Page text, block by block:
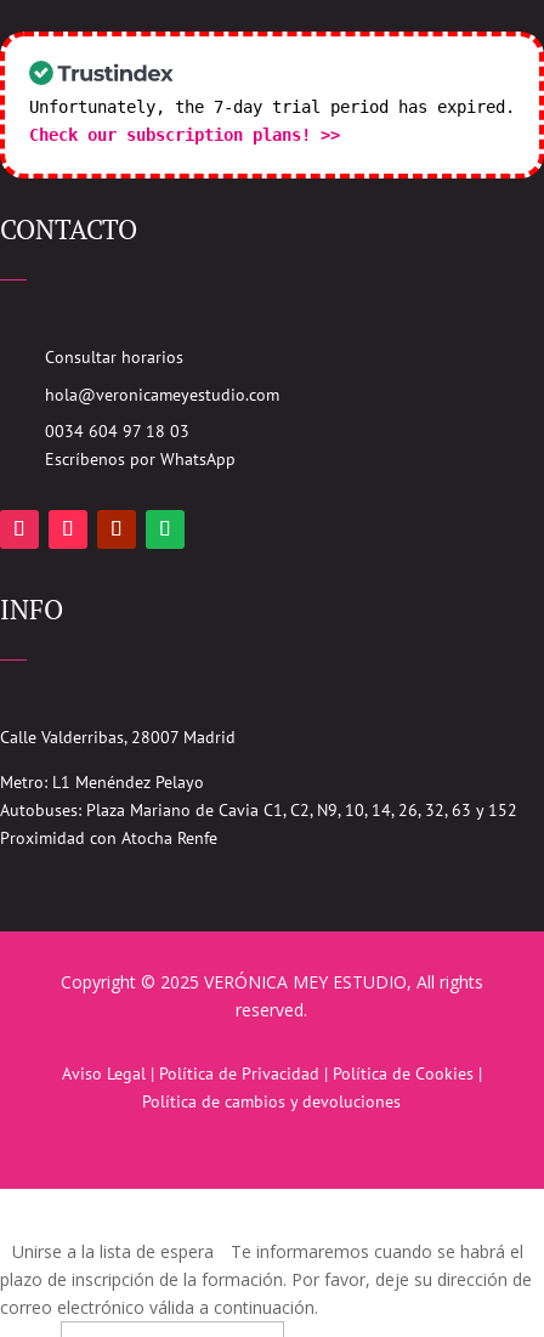
Unfortunately, the 7-day trial period has expired.
Check our subscription plans! >>
CONTACTO
Consultar horarios
hola@veronicameyestudio.com
0034 604 97 18 03
Escríbenos por WhatsApp
INFO
Calle Valderribas, 28007 Madrid
Metro: L1 Menéndez Pelayo
Autobuses: Plaza Mariano de Cavia C1, C2, N9, 10, 14, 26, 32, 63 y 152
Proximidad con Atocha Renfe
Copyright © 2025 VERÓNICA MEY ESTUDIO, All rights
reserved.
Aviso Legal| Política de Privacidad | Política de Cookies|
Política de cambios y devoluciones
Unirse a la lista de espera
Te informaremos cuando se habrá el
plazo de inscripción de la formación. Por favor, deje su dirección de
correo electrónico válida a continuación.